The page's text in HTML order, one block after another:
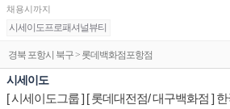
채용시까지
시세이도프로패셔널뷰티
경북 포항시 북구 > 롯데백화점포항점
시세이도